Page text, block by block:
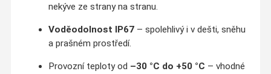
nekýve ze strany na stranu.
Voděodolnost IP67– spolehlivý i v dešti, sněhu
a prašném prostředí.
Provozní teploty od –30 °C do +50 °C – vhodné